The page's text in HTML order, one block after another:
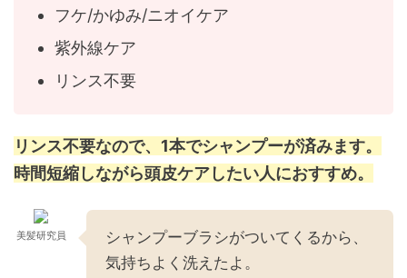
フケ/かゆみ/ニオイケア
紫外線ケア
リンス不要
リンス不要なので、1本でシャンプーが済みます。
時間短縮しながら頭皮ケアしたい人におすすめ。
美髪研究員
シャンプーブラシがついてくるから、
気持ちよく洗えたよ。